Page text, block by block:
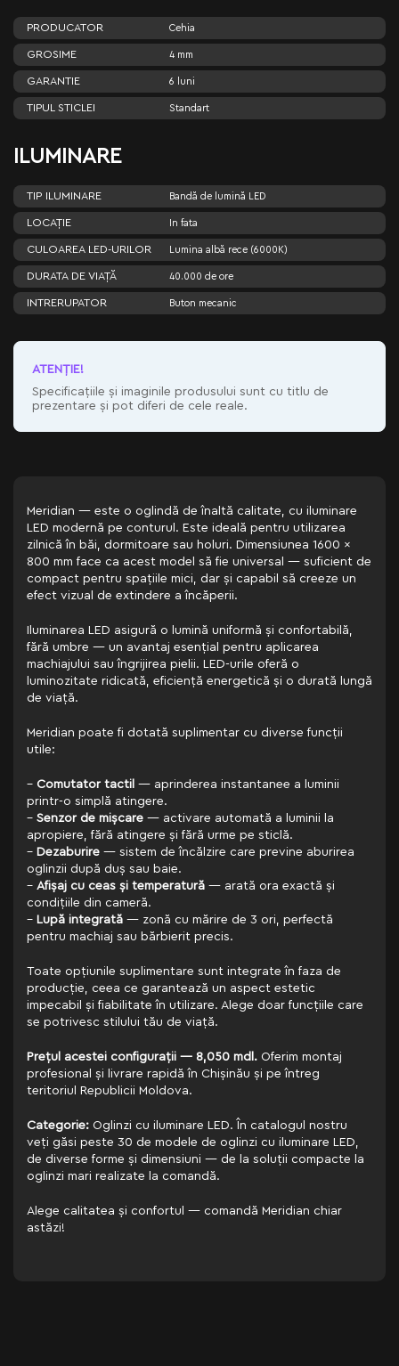
PRODUCATOR Cehia
GROSIME 4 mm
GARANTIE 6 luni
TIPUL STICLEI Standart
ILUMINARE
TIP ILUMINARE Bandă de lumină LED
LOCAȚIE In fata
CULOAREA LED-URILOR Lumina albă rece (6000K)
DURATA DE VIAȚĂ 40.000 de ore
INTRERUPATOR Buton mecanic
ATENŢIE!
Specificațiile și imaginile produsului sunt cu titlu de
prezentare și pot diferi de cele reale.
Meridian — este o oglindă de înaltă calitate, cu iluminare
LED modernă pe conturul. Este ideală pentru utilizarea
zilnică în băi, dormitoare sau holuri. Dimensiunea 1600 x
800 mm face ca acest model să fie universal — suficient de
compact pentru spațiile mici, dar și capabil să creeze un
efect vizual de extindere a încăperii.
Iluminarea LED asigură o lumină uniformă și confortabilă,
fără umbre — un avantaj esențial pentru aplicarea
machiajului sau îngrijirea pielii. LED-urile oferă o
luminozitate ridicată, eficiență energetică și o durată lungă
de viață.
Meridian poate fi dotată suplimentar cu diverse funcții
utile:
– Comutator tactil — aprinderea instantanee a luminii
printr-o simplă atingere.
– Senzor de mișcare — activare automată a luminii la
apropiere, fără atingere și fără urme pe sticlă.
– Dezaburire — sistem de încălzire care previne aburirea
oglinzii după duș sau baie.
– Afișaj cu ceas și temperatură — arată ora exactă și
condițiile din cameră.
– Lupă integrată — zonă cu mărire de 3 ori, perfectă
pentru machiaj sau bărbierit precis.
Toate opțiunile suplimentare sunt integrate în faza de
producție, ceea ce garantează un aspect estetic
impecabil și fiabilitate în utilizare. Alege doar funcțiile care
se potrivesc stilului tău de viață.
Prețul acestei configurații — 8,050 mdl. Oferim montaj
profesional și livrare rapidă în Chișinău și pe întreg
teritoriul Republicii Moldova.
Categorie: Oglinzi cu iluminare LED. În catalogul nostru
veți găsi peste 30 de modele de oglinzi cu iluminare LED,
de diverse forme și dimensiuni — de la soluții compacte la
oglinzi mari realizate la comandă.
Alege calitatea și confortul — comandă Meridian chiar
astăzi!